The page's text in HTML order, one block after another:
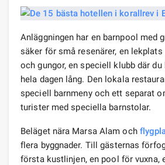
Anläggningen har en barnpool med
säker för små resenärer, en
och gungor, en speciell klubb där
hela dagen lång. Den lokala
speciell barnmeny och ett separat
turister med speciella barnstolar.
Beläget nära Marsa Alam och
flera byggnader. Till gästernas
första kustlinjen, en pool för vuxna,